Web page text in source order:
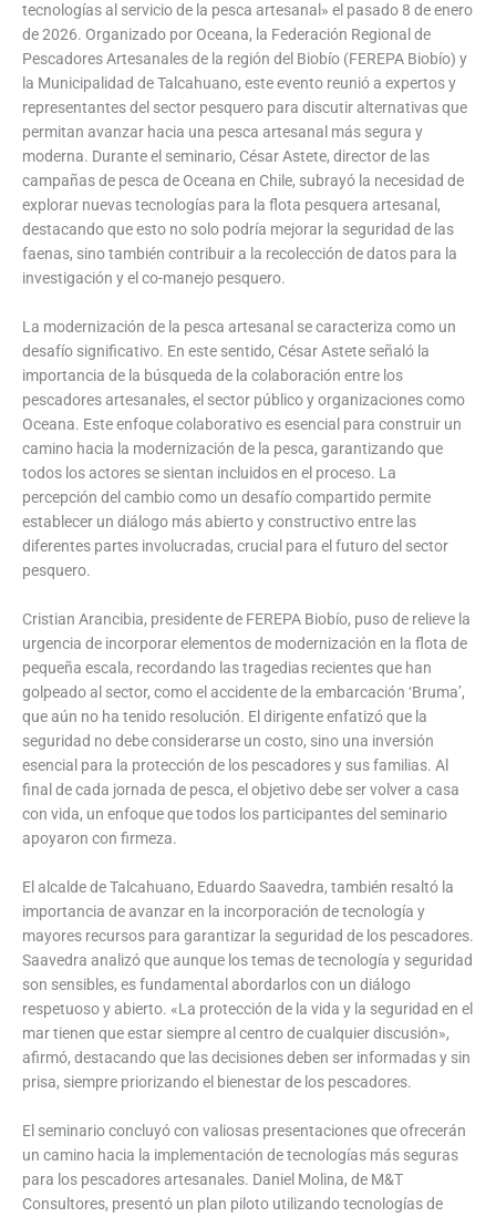
tecnologías al servicio de la pesca artesanal» el pasado 8 de enero
de 2026. Organizado por Oceana, la Federación Regional de
Pescadores Artesanales de la región del Biobío (FEREPA Biobío) y
la Municipalidad de Talcahuano, este evento reunió a expertos y
representantes del sector pesquero para discutir alternativas que
permitan avanzar hacia una pesca artesanal más segura y
moderna. Durante el seminario, César Astete, director de las
campañas de pesca de Oceana en Chile, subrayó la necesidad de
explorar nuevas tecnologías para la flota pesquera artesanal,
destacando que esto no solo podría mejorar la seguridad de las
faenas, sino también contribuir a la recolección de datos para la
investigación y el co-manejo pesquero.
La modernización de la pesca artesanal se caracteriza como un
desafío significativo. En este sentido, César Astete señaló la
importancia de la búsqueda de la colaboración entre los
pescadores artesanales, el sector público y organizaciones como
Oceana. Este enfoque colaborativo es esencial para construir un
camino hacia la modernización de la pesca, garantizando que
todos los actores se sientan incluidos en el proceso. La
percepción del cambio como un desafío compartido permite
establecer un diálogo más abierto y constructivo entre las
diferentes partes involucradas, crucial para el futuro del sector
pesquero.
Cristian Arancibia, presidente de FEREPA Biobío, puso de relieve la
urgencia de incorporar elementos de modernización en la flota de
pequeña escala, recordando las tragedias recientes que han
golpeado al sector, como el accidente de la embarcación ‘Bruma’,
que aún no ha tenido resolución. El dirigente enfatizó que la
seguridad no debe considerarse un costo, sino una inversión
esencial para la protección de los pescadores y sus familias. Al
final de cada jornada de pesca, el objetivo debe ser volver a casa
con vida, un enfoque que todos los participantes del seminario
apoyaron con firmeza.
El alcalde de Talcahuano, Eduardo Saavedra, también resaltó la
importancia de avanzar en la incorporación de tecnología y
mayores recursos para garantizar la seguridad de los pescadores.
Saavedra analizó que aunque los temas de tecnología y seguridad
son sensibles, es fundamental abordarlos con un diálogo
respetuoso y abierto. «La protección de la vida y la seguridad en el
mar tienen que estar siempre al centro de cualquier discusión»,
afirmó, destacando que las decisiones deben ser informadas y sin
prisa, siempre priorizando el bienestar de los pescadores.
El seminario concluyó con valiosas presentaciones que ofrecerán
un camino hacia la implementación de tecnologías más seguras
para los pescadores artesanales. Daniel Molina, de M&T
Consultores, presentó un plan piloto utilizando tecnologías de